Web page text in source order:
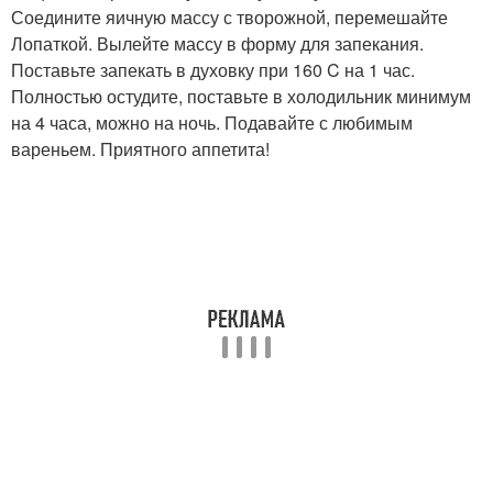
Соедините яичную массу с творожной, перемешайте
Лопаткой. Вылейте массу в форму для запекания.
Поставьте запекать в духовку при 160 C на 1 час.
Полностью остудите, поставьте в холодильник минимум
на 4 часа, можно на ночь. Подавайте с любимым
вареньем. Приятного аппетита!